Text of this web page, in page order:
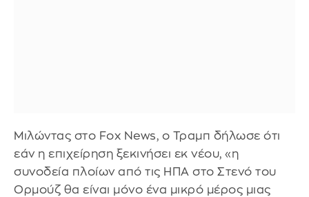
Μιλώντας στο Fox News, ο Τραμπ δήλωσε ότι
εάν η επιχείρηση ξεκινήσει εκ νέου, «η
συνοδεία πλοίων από τις ΗΠΑ στο Στενό του
Ορμούζ θα είναι μόνο ένα μικρό μέρος μιας